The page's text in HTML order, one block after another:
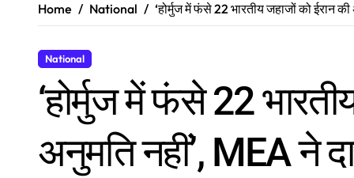
Home National ‘होर्मुज में फंसे 22 भारतीय जहाजों को ईरान
National
‘होर्मुज में फंसे 22
अनुमति नहीं’, MEA ने